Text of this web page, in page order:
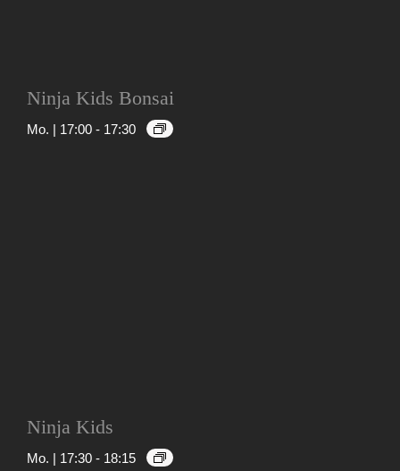
Ninja Kids Bonsai
Mo. | 17:00 - 17:30
Ninja Kids
Mo. | 17:30 - 18:15